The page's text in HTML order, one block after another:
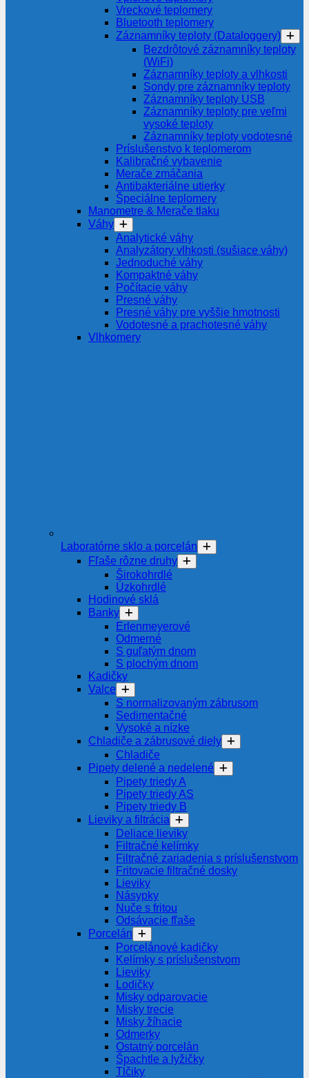
Vreckové teplomery
Bluetooth teplomery
Záznamníky teploty (Dataloggery)
Bezdrôtové záznamníky teploty
(WiFi)
Záznamníky teploty a vlhkosti
Sondy pre záznamníky teploty
Záznamníky teploty USB
Záznamníky teploty pre veľmi
vysoké teploty
Záznamníky teploty vodotesné
Príslušenstvo k teplomerom
Kalibračné vybavenie
Merače zmáčania
Antibakteriálne utierky
Špeciálne teplomery
Manometre & Merače tlaku
Váhy
Analytické váhy
Analyzátory vlhkosti (sušiace váhy)
Jednoduché váhy
Kompaktné váhy
Počítacie váhy
Presné váhy
Presné váhy pre vyššie hmotnosti
Vodotesné a prachotesné váhy
Vlhkomery
Laboratórne sklo a porcelán
Fľaše rôzne druhy
Širokohrdlé
Úzkohrdlé
Hodinové sklá
Banky
Erlenmeyerové
Odmerné
S guľatým dnom
S plochým dnom
Kadičky
Valce
S normalizovaným zábrusom
Sedimentačné
Vysoké a nízke
Chladiče a zábrusové diely
Chladiče
Pipety delené a nedelené
Pipety triedy A
Pipety triedy AS
Pipety triedy B
Lieviky a filtrácia
Deliace lieviky
Filtračné kelímky
Filtračné zariadenia s príslušenstvom
Fritovacie filtračné dosky
Lieviky
Násypky
Nuče s fritou
Odsávacie fľaše
Porcelán
Porcelánové kadičky
Kelímky s príslušenstvom
Lieviky
Lodičky
Misky odparovacie
Misky trecie
Misky žíhacie
Odmerky
Ostatný porcelán
Špachtle a lyžičky
Tĺčiky